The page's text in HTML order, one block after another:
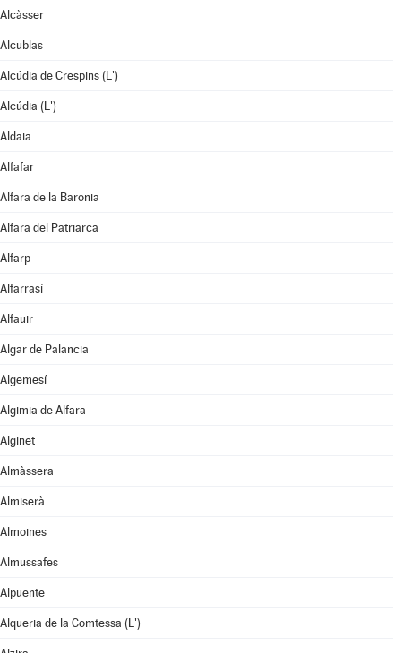
Alcàsser
Alcublas
Alcúdia de Crespins (L')
Alcúdia (L')
Aldaia
Alfafar
Alfara de la Baronia
Alfara del Patriarca
Alfarp
Alfarrasí
Alfauir
Algar de Palancia
Algemesí
Algimia de Alfara
Alginet
Almàssera
Almiserà
Almoines
Almussafes
Alpuente
Alqueria de la Comtessa (L')